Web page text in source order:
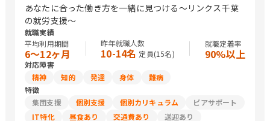
あなたに合った働き方を一緒に見つける〜リンクス千葉
の就労支援〜
就職実績
平均利用期間
6〜12ヶ月
昨年就職人数
10-14名 定員(15名)
就職定着率
90%以上
対応障害
精神
知的 発達 身体
難病
特徴
集団支援
個別支援 個別カリキュラム
ピアサポート
IT特化
昼食あり 交通費あり 送迎あり